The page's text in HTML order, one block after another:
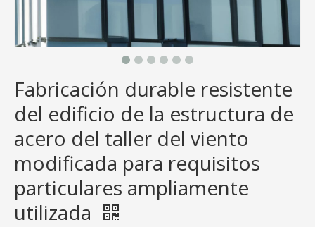
Fabricación durable resistente
del edificio de la estructura de
acero del taller del viento
modificada para requisitos
particulares ampliamente
utilizada